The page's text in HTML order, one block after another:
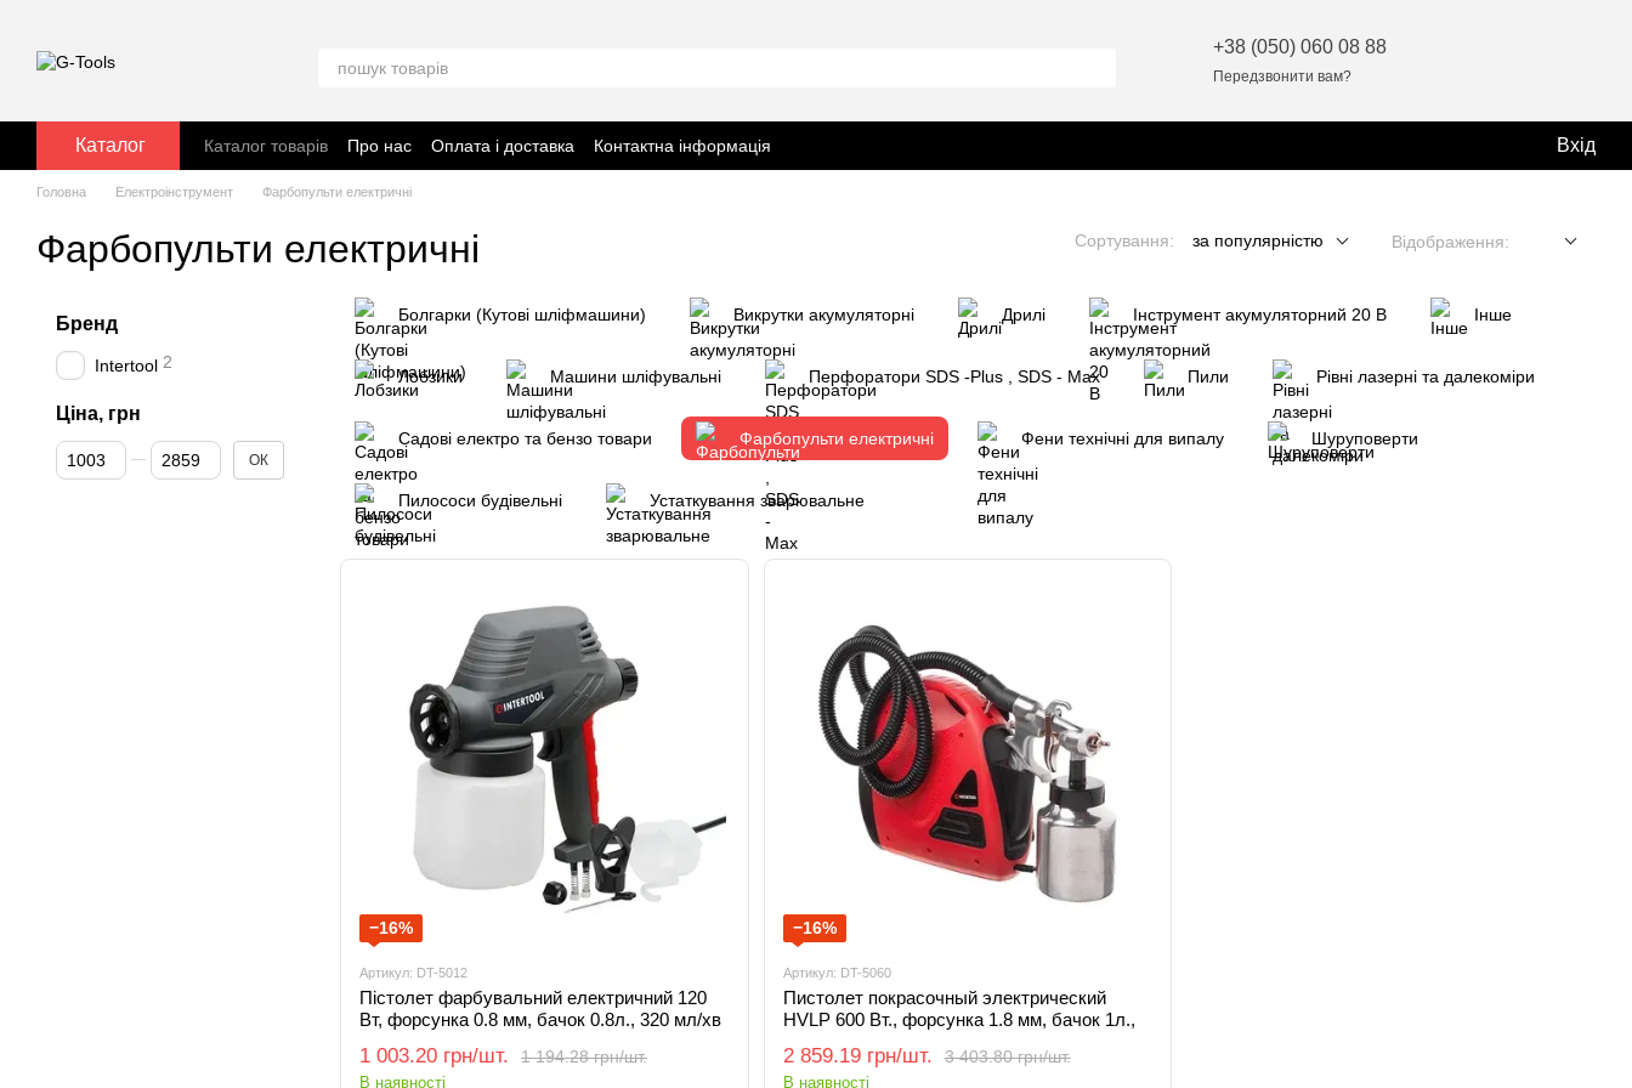
+38 (050) 060 08 88
Передзвонити вам?
Каталог Каталог товарів Про нас Оплата і доставка Контактна інформація Вхід
Головна Електроінструмент Фарбопульти електричні
Фарбопульти електричні Сортування: за популярністю Відображення:
Болгарки (Кутові шліфмашини) Викрутки акумуляторні Дрилі Інструмент акумуляторний 20 В Інше
Лобзики Машини шліфувальні Перфоратори SDS -Plus , SDS - Max Пили Рівні лазерні та далекоміри
Садові електро та бензо товари Фарбопульти електричні Фени технічні для випалу Шуруповерти
Пилососи будівельні Устаткування зварювальне
−16%
Артикул: DT-5012
Пістолет фарбувальний електричний 120
Вт, форсунка 0.8 мм, бачок 0.8л., 320 мл/хв
1 194.28 грн/шт.
1 003.20 грн/шт.
В наявності
−16%
Артикул: DT-5060
Пистолет покрасочный электрический
HVLP 600 Вт., форсунка 1.8 мм, бачок 1л.,
3 403.80 грн/шт.
2 859.19 грн/шт.
В наявності
Бренд
Intertool 2
Ціна, грн
Від Ціна, грн
До Ціна, грн ОК